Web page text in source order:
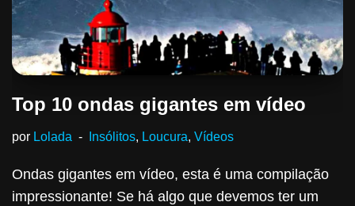
Top 10 ondas gigantes em vídeo
por Lolada Insólitos, Loucura, Vídeos
Ondas gigantes em vídeo, esta é uma compilação
impressionante! Se há algo que devemos ter um